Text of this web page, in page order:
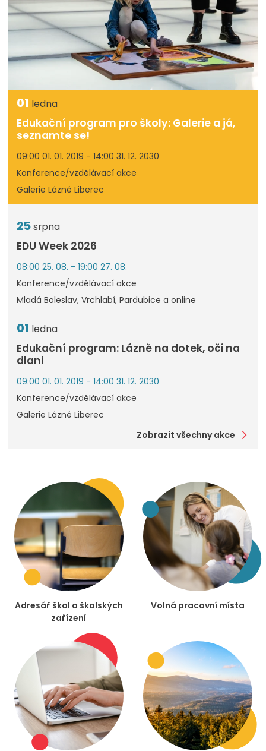
01 ledna
Edukační program pro školy: Galerie a já,
seznamte se!
09:00 01. 01. 2019 - 14:00 31. 12. 2030
Konference/vzdělávací akce
Galerie Lázně Liberec
25srpna
EDU Week 2026
08:00 25. 08. - 19:00 27. 08.
Konference/vzdělávací akce
Mladá Boleslav, Vrchlabí, Pardubice a online
01 ledna
Edukační program: Lázně na dotek, oči na
dlani
09:00 01. 01. 2019 - 14:00 31. 12. 2030
Konference/vzdělávací akce
Galerie Lázně Liberec
Zobrazit všechny akce
Adresář škol a školských
zařízení
Volná pracovní místa